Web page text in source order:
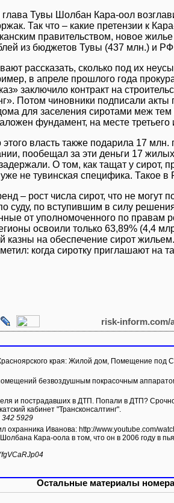
Тувы Шолбан Кара-оол
Так что – какие претензии к
правительством, новое
из бюджетов Тувы (437 млн.) и
рассказать, сколько под их
в апреле прошлого года
заключило контракт на
Потом чиновники подписали
для заселения сиротами меж тем
фундамент, на месте
власть также подарила 17
пообещал за эти деньги 17
О том, как тащат у сирот,
не тувинская специфика. Такое в
– рост числа сирот, что не могут
суду, по вступившим в силу
от уполномоченного по правам
освоили только 63,89% (4,4
на обеспечение сирот
когда сиротку приглашают на
risk-inform.com/
края: Жилой дом, Помещение под
безвоздушным покрасочным
и пострадавших в ДТП. Попали в ДТП? Срочно
кабинет "Трансконсалтинг".
342 5929
watch?v=YfgVCaRJp04 Иванов обвиняет
Кара-оола в том, что он в 2006 году в
Остальные материалы